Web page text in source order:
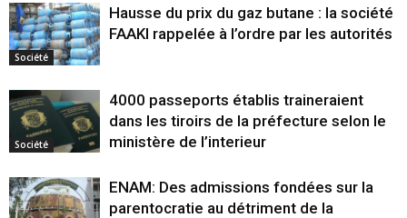
Société
Hausse du prix du gaz butane : la société
FAAKI rappelée à l’ordre par les autorités
Société
4000 passeports établis traineraient
dans les tiroirs de la préfecture selon le
ministère de l’interieur
ENAM: Des admissions fondées sur la
parentocratie au détriment de la